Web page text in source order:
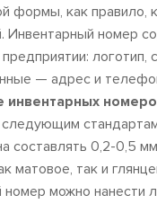
формы, как правило,
Инвентарный номер
логотип,
— адрес и
инвентарных
следующим
составлять 0,2-0,5
матовое, так и
номер можно нанести